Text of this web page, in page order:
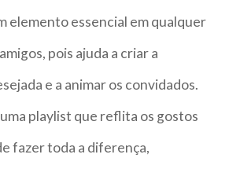
elemento essencial em qualquer
pois ajuda a criar a
e a animar os convidados.
playlist que reflita os gostos
fazer toda a diferença,